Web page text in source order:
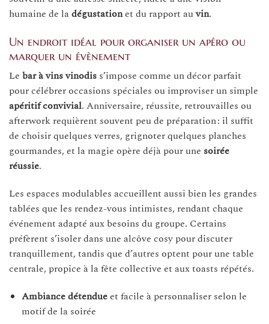
humaine de ladégustationet du rapport auvin.
Un endroit idéal pour organiser un apéro ou
marquer un évènement
Le bar à vins vinodis s’impose comme un décor parfait
pour célébrer occasions spéciales ou improviser un simple
apéritif convivial. Anniversaire, réussite, retrouvailles ou
afterwork requièrent souvent peu de préparation : il suffit
de choisir quelques verres, grignoter quelques planches
gourmandes, et la magie opère déjà pour une soirée
réussie.
Les espaces modulables accueillent aussi bien les grandes
tablées que les rendez-vous intimistes, rendant chaque
événement adapté aux besoins du groupe. Certains
préfèrent s’isoler dans une alcôve cosy pour discuter
tranquillement, tandis que d’autres optent pour une table
centrale, propice à la fête collective et aux toasts répétés.
Ambiance détendueet facile à personnaliser selon le
motif de la soirée